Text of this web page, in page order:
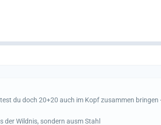
du doch 20+20 auch im Kopf zusammen bringen
der Wildnis, sondern ausm Stahl